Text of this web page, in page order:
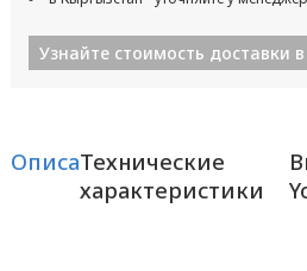
Узнайте стоимость доставки
ОписаниеТехнические
характеристики